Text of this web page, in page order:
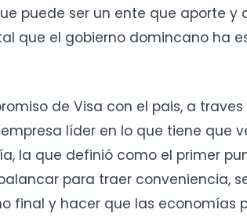
puede ser un ente que aporte y
que el gobierno domincano ha
de Visa con el pais, a
líder en lo que tiene que
la que definió como el primer
para traer conveniencia,
final y hacer que las economías